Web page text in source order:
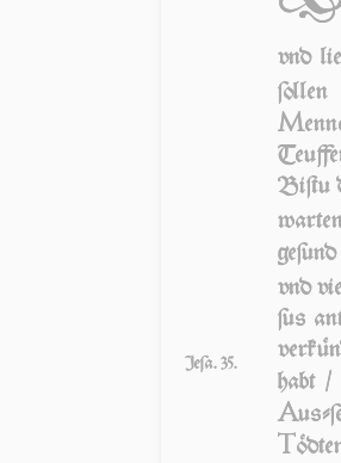
Jeſa. 35.
vnd
M
Biſtu
vnd
ſus
habt
A
T